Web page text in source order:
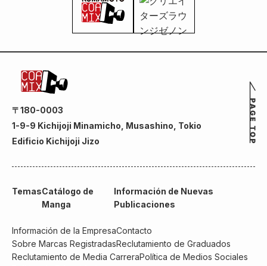
〒180-0003
1-9-9 Kichijoji Minamicho, Musashino, Tokio
Edificio Kichijoji Jizo
TemasCatálogo de
Manga
Información de Nuevas
Publicaciones
Información de la EmpresaContacto
Sobre Marcas RegistradasReclutamiento de Graduados
Reclutamiento de Media CarreraPolítica de Medios Sociales